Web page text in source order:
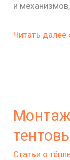
и
Читать далее
Статьи о
демонтаж
тентовых